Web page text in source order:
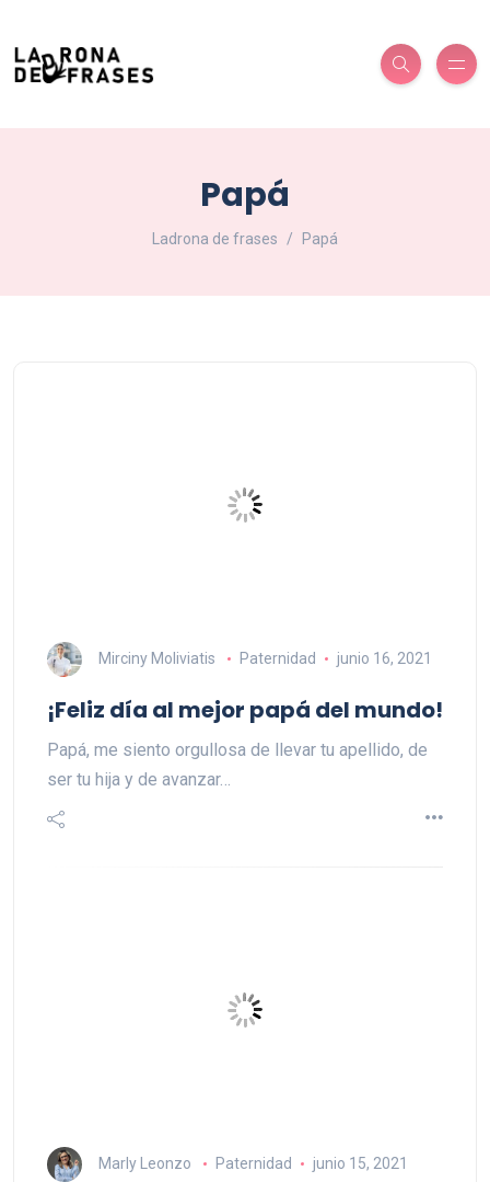
Papá
Ladrona de frases Papá
Mirciny Moliviatis Paternidad junio 16, 2021
¡Feliz día al mejor papá del mundo!
Papá, me siento orgullosa de llevar tu apellido, de
ser tu hija y de avanzar…
Marly Leonzo Paternidad junio 15, 2021